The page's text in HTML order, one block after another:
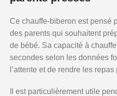
Ce chauffe-biberon est pensé
des parents qui souhaitent
de bébé. Sa capacité à
secondes selon les données
l’attente et de rendre les
Il est particulièrement utile